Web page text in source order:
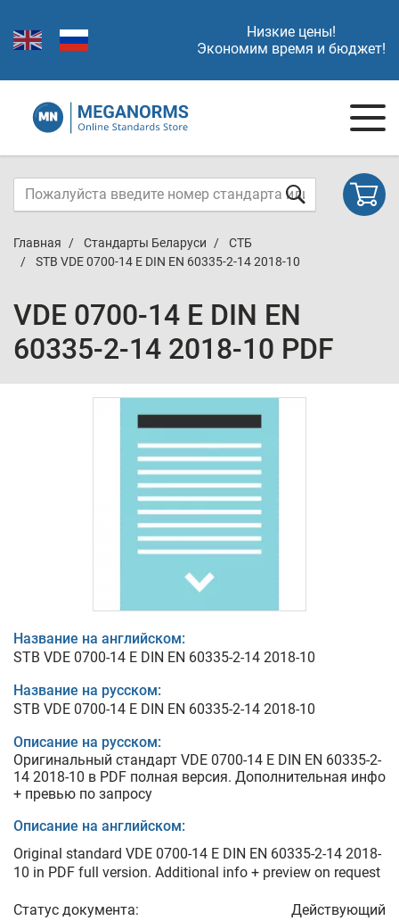
Низкие цены!
Экономим время и бюджет!
Главная Стандарты Беларуси
СТБ
STB VDE 0700-14 E DIN EN 60335-2-14 2018-10
VDE 0700-14 E DIN EN
60335-2-14 2018-10 PDF
Название на английском:
STB VDE 0700-14 E DIN EN 60335-2-14 2018-10
Название на русском:
STB VDE 0700-14 E DIN EN 60335-2-14 2018-10
Описание на русском:
Оригинальный стандарт VDE 0700-14 E DIN EN 60335-2-
14 2018-10 в PDF полная версия. Дополнительная инфо
+ превью по запросу
Описание на английском:
Original standard VDE 0700-14 E DIN EN 60335-2-14 2018-
10 in PDF full version. Additional info + preview on request
Статус документа: Действующий